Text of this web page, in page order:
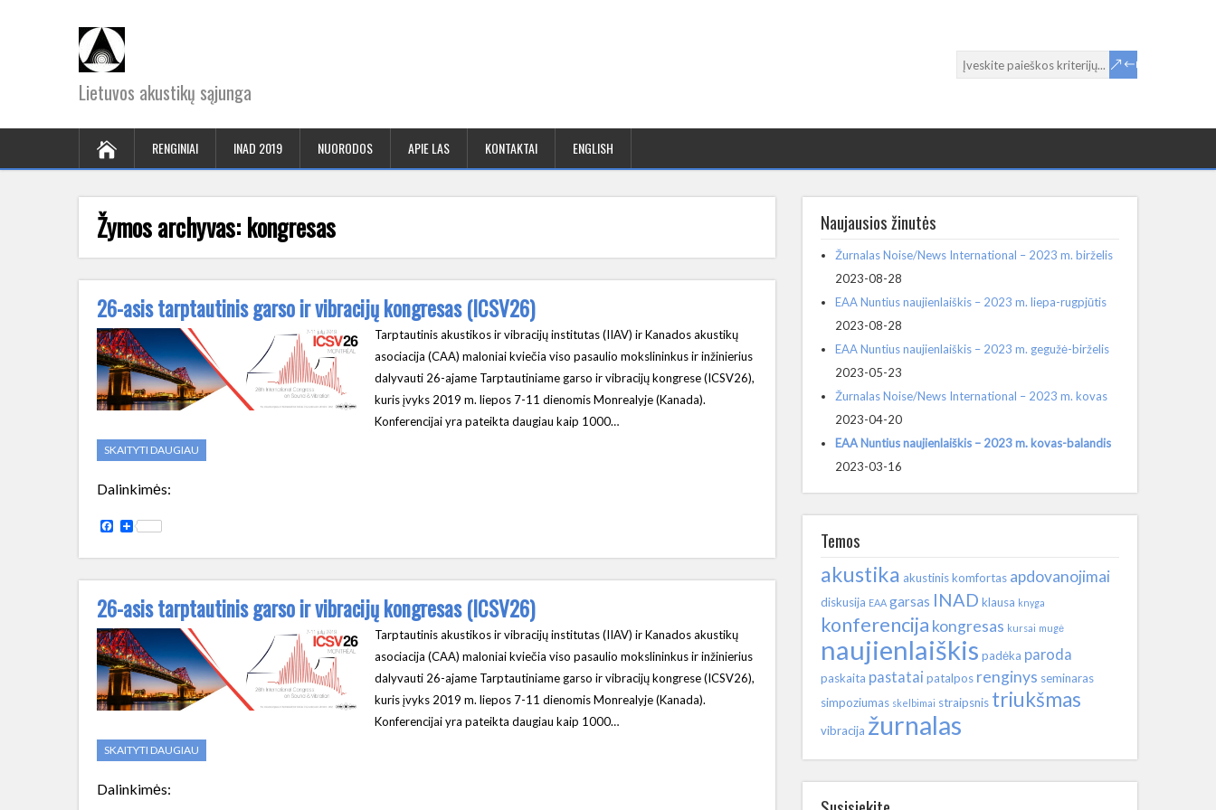
Lietuvos akustikų sąjunga
RENGINIAI INAD 2019 NUORODOS APIE LAS KONTAKTAI ENGLISH
Žymos archyvas: kongresas
26-asis tarptautinis garso ir vibracijų kongresas (ICSV26)
Tarptautinis akustikos ir vibracijų institutas (IIAV) ir Kanados akustikų
asociacija (CAA) maloniai kviečia viso pasaulio mokslininkus ir inžinierius
dalyvauti 26-ajame Tarptautiniame garso ir vibracijų kongrese (ICSV26),
kuris įvyks 2019 m. liepos 7-11 dienomis Monrealyje (Kanada).
Konferencijai yra pateikta daugiau kaip 1000…
SKAITYTI DAUGIAU
Dalinkimės:
Facebook
Share
26-asis tarptautinis garso ir vibracijų kongresas (ICSV26)
Tarptautinis akustikos ir vibracijų institutas (IIAV) ir Kanados akustikų
asociacija (CAA) maloniai kviečia viso pasaulio mokslininkus ir inžinierius
dalyvauti 26-ajame Tarptautiniame garso ir vibracijų kongrese (ICSV26),
kuris įvyks 2019 m. liepos 7-11 dienomis Monrealyje (Kanada).
Konferencijai yra pateikta daugiau kaip 1000…
SKAITYTI DAUGIAU
Dalinkimės:
Naujausios žinutės
Žurnalas Noise/News International – 2023 m. birželis
2023-08-28
EAA Nuntius naujienlaiškis – 2023 m. liepa-rugpjūtis
2023-08-28
EAA Nuntius naujienlaiškis – 2023 m. gegužė-birželis
2023-05-23
Žurnalas Noise/News International – 2023 m. kovas
2023-04-20
EAA Nuntius naujienlaiškis – 2023 m. kovas-balandis
2023-03-16
Temos
akustika akustinis komfortas apdovanojimai
diskusija EAA garsas INAD klausa knyga
konferencija kongresas kursai mugė
naujienlaiškis padėka paroda
paskaita pastatai patalpos renginys seminaras
simpoziumas skelbimai straipsnis triukšmas
vibracija žurnalas